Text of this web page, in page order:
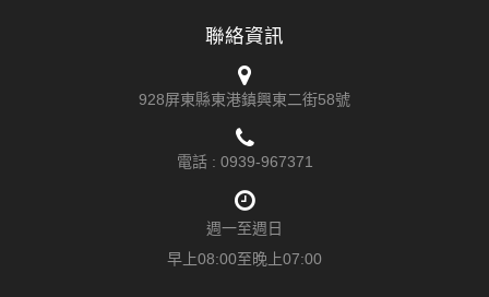
聯絡資訊
928屏東縣東港鎮興東二街58號
電話 : 0939-967371
週一至週日
早上08:00至晚上07:00